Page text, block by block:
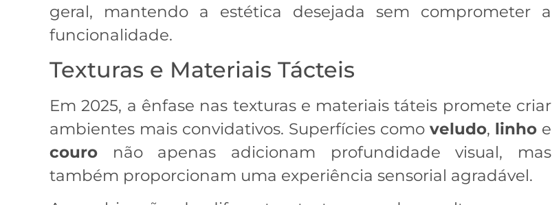
geral, mantendo a estética desejada sem comprometer a
funcionalidade.
Texturas e Materiais Tácteis
Em 2025, a ênfase nas texturas e materiais táteis promete criar
ambientes mais convidativos. Superfícies como veludo, linho e
couro não apenas adicionam profundidade visual, mas
também proporcionam uma experiência sensorial agradável.